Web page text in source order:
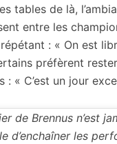
tables de là,
entre les
: « On est
préfèrent
: « C’est un jour
de Brennus n’est
d’enchaîner les